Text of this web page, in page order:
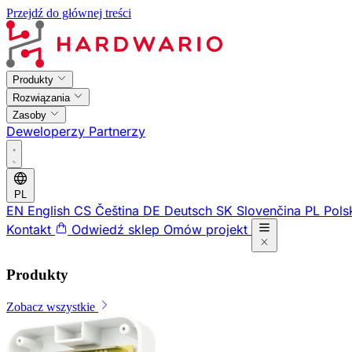
Przejdź do głównej treści
Produkty
Rozwiązania
Zasoby
Deweloperzy Partnerzy
PL
EN English CS Čeština DE Deutsch SK Slovenčina PL
Kontakt
Odwiedź sklep Omów projekt
Produkty
Zobacz wszystkie